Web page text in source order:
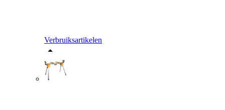
Verbruiksartikelen